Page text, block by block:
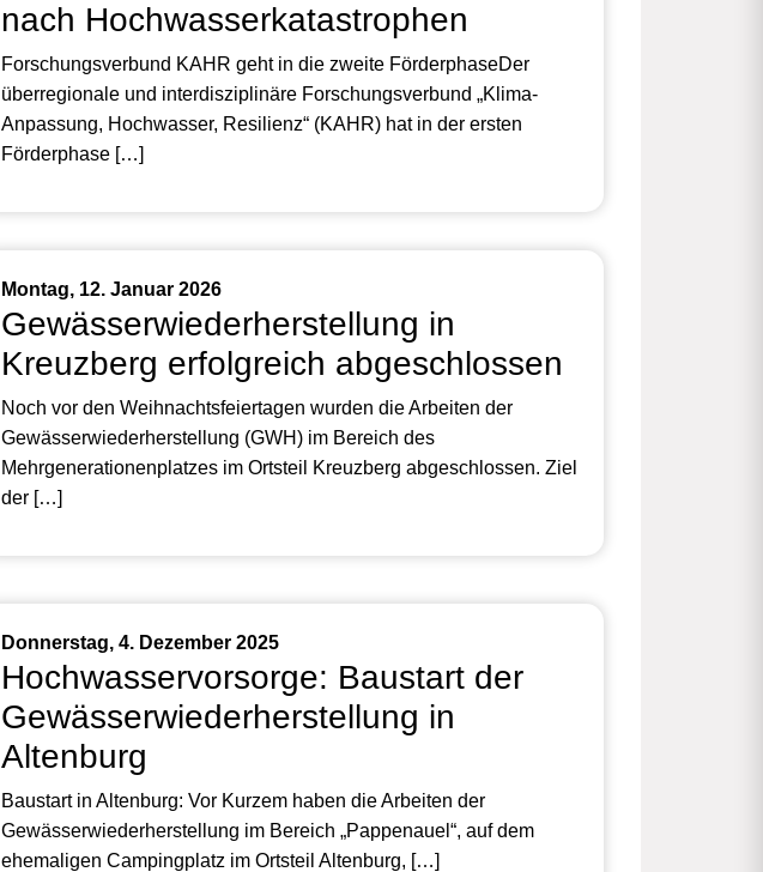
nach Hochwasserkatastrophen
Forschungsverbund KAHR geht in die zweite FörderphaseDer
überregionale und interdisziplinäre Forschungsverbund „Klima-
Anpassung, Hochwasser, Resilienz“ (KAHR) hat in der ersten
Förderphase […]
Montag, 12. Januar 2026
Gewässerwiederherstellung in
Kreuzberg erfolgreich abgeschlossen
Noch vor den Weihnachtsfeiertagen wurden die Arbeiten der
Gewässerwiederherstellung (GWH) im Bereich des
Mehrgenerationenplatzes im Ortsteil Kreuzberg abgeschlossen. Ziel
der […]
Donnerstag, 4. Dezember 2025
Hochwasservorsorge: Baustart der
Gewässerwiederherstellung in
Altenburg
Baustart in Altenburg: Vor Kurzem haben die Arbeiten der
Gewässerwiederherstellung im Bereich „Pappenauel“, auf dem
ehemaligen Campingplatz im Ortsteil Altenburg, […]